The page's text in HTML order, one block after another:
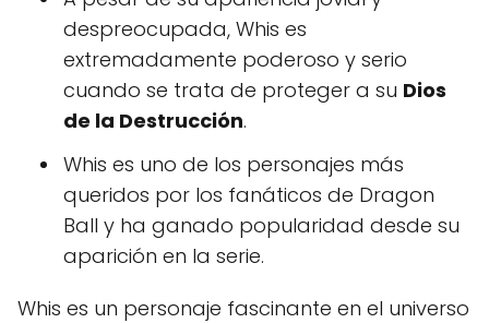
despreocupada, Whis es
extremadamente poderoso y serio
cuando se trata de proteger a su Dios
de la Destrucción.
Whis es uno de los personajes más
queridos por los fanáticos de Dragon
Ball y ha ganado popularidad desde su
aparición en la serie.
Whis es un personaje fascinante en el universo